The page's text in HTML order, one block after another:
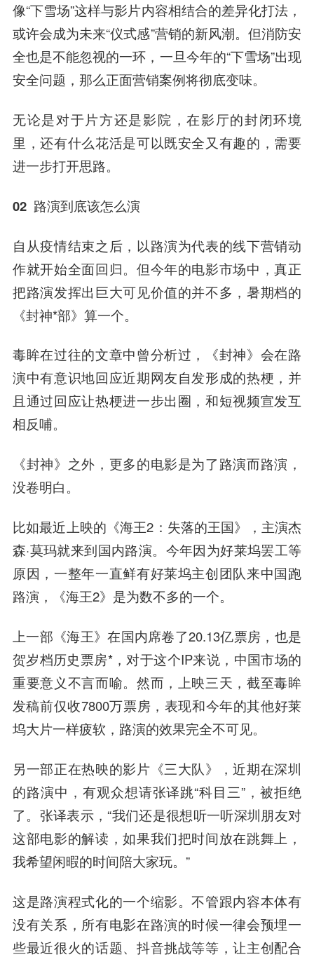
像“下雪场”这样与影片内容相结合的差异化打法，
或许会成为未来“仪式感”营销的新风潮。但消防安
全也是不能忽视的一环，一旦今年的“下雪场”出现
安全问题，那么正面营销案例将彻底变味。
无论是对于片方还是影院，在影厅的封闭环境
里，还有什么花活是可以既安全又有趣的，需要
进一步打开思路。
02 路演到底该怎么演
自从疫情结束之后，以路演为代表的线下营销动
作就开始全面回归。但今年的电影市场中，真正
把路演发挥出巨大可见价值的并不多，暑期档的
《封神*部》算一个。
毒眸在过往的文章中曾分析过，《封神》会在路
演中有意识地回应近期网友自发形成的热梗，并
且通过回应让热梗进一步出圈，和短视频宣发互
相反哺。
《封神》之外，更多的电影是为了路演而路演，
没卷明白。
比如最近上映的《海王2：失落的王国》，主演杰
森·莫玛就来到国内路演。今年因为好莱坞罢工等
原因，一整年一直鲜有好莱坞主创团队来中国跑
路演，《海王2》是为数不多的一个。
上一部《海王》在国内席卷了20.13亿票房，也是
贺岁档历史票房*，对于这个IP来说，中国市场的
重要意义不言而喻。然而，上映三天，截至毒眸
发稿前仅收7800万票房，表现和今年的其他好莱
坞大片一样疲软，路演的效果完全不可见。
另一部正在热映的影片《三大队》，近期在深圳
的路演中，有观众想请张译跳“科目三”，被拒绝
了。张译表示，“我们还是很想听一听深圳朋友对
这部电影的解读，如果我们把时间放在跳舞上，
我希望闲暇的时间陪大家玩。”
这是路演程式化的一个缩影。不管跟内容本体有
没有关系，所有电影在路演的时候一律会预埋一
些最近很火的话题、抖音挑战等等，让主创配合